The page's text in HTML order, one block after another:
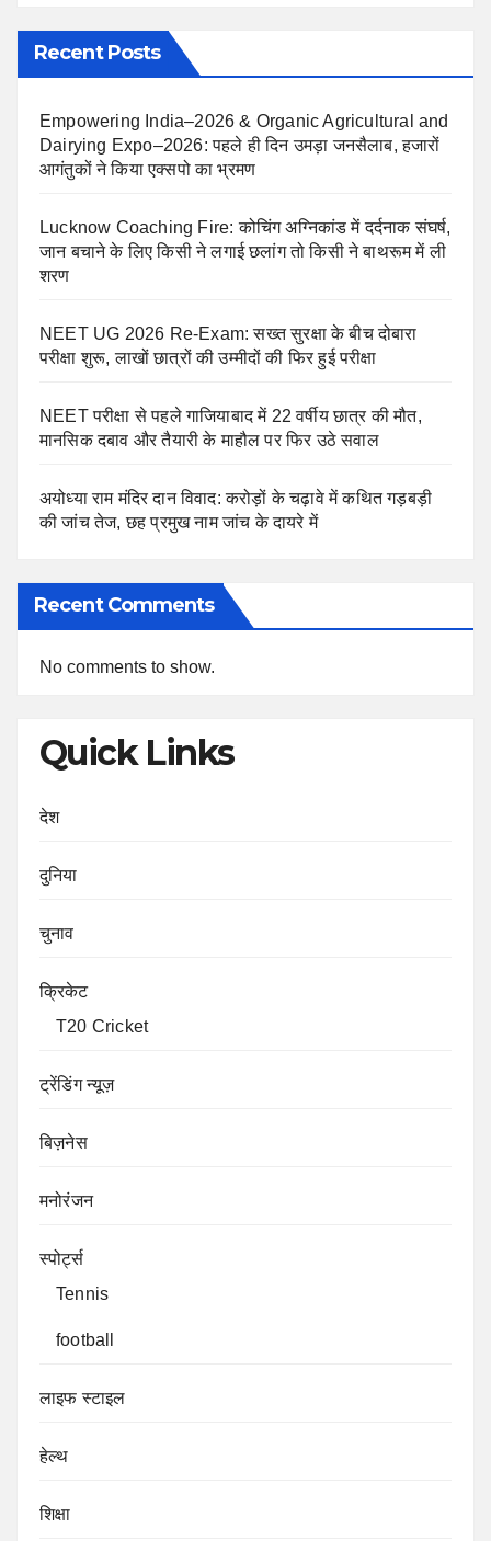
Recent Posts
Empowering India–2026 & Organic Agricultural and
Dairying Expo–2026: पहले ही दिन उमड़ा जनसैलाब, हजारों
आगंतुकों ने किया एक्सपो का भ्रमण
Lucknow Coaching Fire: कोचिंग अग्निकांड में दर्दनाक संघर्ष,
जान बचाने के लिए किसी ने लगाई छलांग तो किसी ने बाथरूम में ली
शरण
NEET UG 2026 Re-Exam: सख्त सुरक्षा के बीच दोबारा
परीक्षा शुरू, लाखों छात्रों की उम्मीदों की फिर हुई परीक्षा
NEET परीक्षा से पहले गाजियाबाद में 22 वर्षीय छात्र की मौत,
मानसिक दबाव और तैयारी के माहौल पर फिर उठे सवाल
अयोध्या राम मंदिर दान विवाद: करोड़ों के चढ़ावे में कथित गड़बड़ी
की जांच तेज, छह प्रमुख नाम जांच के दायरे में
Recent Comments
No comments to show.
Quick Links
देश
दुनिया
चुनाव
क्रिकेट
T20 Cricket
ट्रेंडिंग न्यूज़
बिज़नेस
मनोरंजन
स्पोर्ट्स
Tennis
football
लाइफ स्टाइल
हेल्थ
शिक्षा